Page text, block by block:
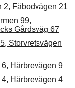
2, Fäbodvägen 21
99,
Gårdsväg 67
Storvretsvägen
6, Härbrevägen 9
4, Härbrevägen 4